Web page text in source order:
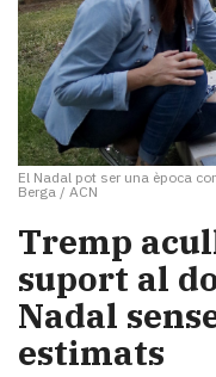
El Nadal pot ser una època
Berga / ACN
Tremp
suport al
Nadal
estimats